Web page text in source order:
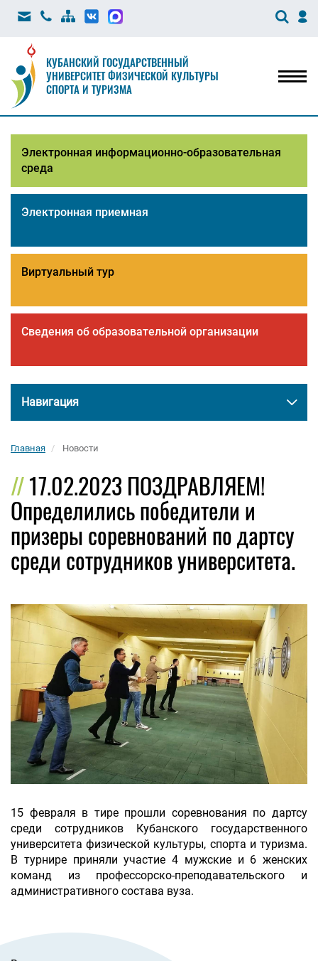
КУБАНСКИЙ ГОСУДАРСТВЕННЫЙ
УНИВЕРСИТЕТ ФИЗИЧЕСКОЙ КУЛЬТУРЫ
СПОРТА И ТУРИЗМА
Электронная информационно-образовательная
среда
Электронная приемная
Виртуальный тур
Сведения об образовательной организации
Навигация
Главная Новости
17.02.2023 ПОЗДРАВЛЯЕМ!
Определились победители и
призеры соревнований по дартсу
среди сотрудников университета.
15 февраля в тире прошли соревнования по дартсу
среди сотрудников Кубанского государственного
университета физической культуры, спорта и туризма.
В турнире приняли участие 4 мужские и 6 женских
команд из профессорско-преподавательского и
административного состава вуза.